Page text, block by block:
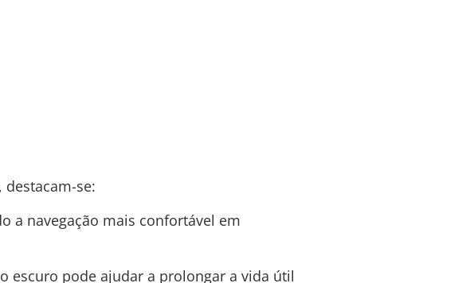
destacam-se:
a navegação mais confortável em
escuro pode ajudar a prolongar a vida útil